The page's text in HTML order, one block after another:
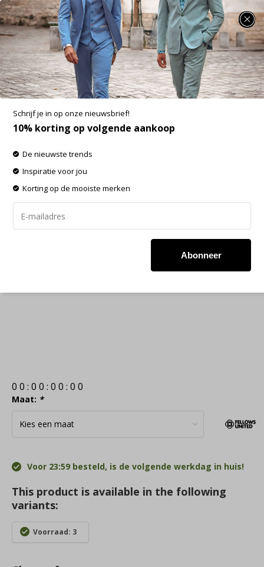
SUMMER SALE: 25% t/m 50% korting op heel veel zomerse items!
Fellows United Polo Plain Pique White
(99.3601 - 104)
Aan verlanglijst toevoegen
0 0 : 0 0 : 0 0 : 0 0
Maat: *
Voor 23:59 besteld, is de volgende werkdag in huis!
This product is available in the following
variants:
Voorraad: 3
Schrijf je in op onze nieuwsbrief!
10% korting op volgende aankoop
De nieuwste trends
Inspiratie voor jou
Korting op de mooiste merken
Abonneer